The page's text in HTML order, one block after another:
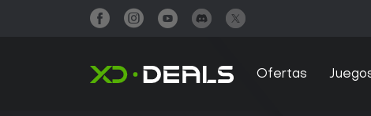
Ofertas